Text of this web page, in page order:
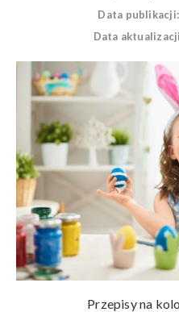
Data publikacji:
Data
Przepisy na